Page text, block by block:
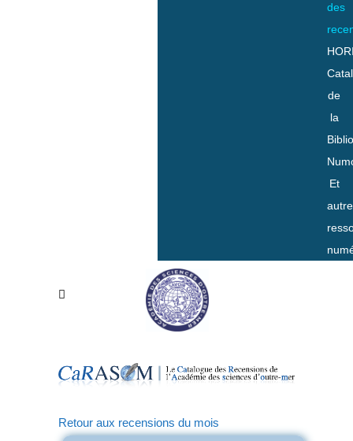
des
de
la
Et
Retour aux recensions du mois